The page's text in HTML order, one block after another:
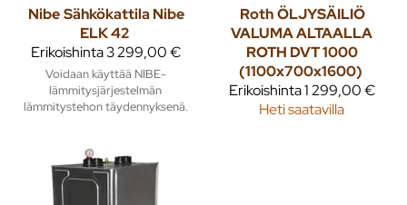
NibeSähkökattila Nibe
ELK 42
Erikoishinta3 299,00 €
Voidaan käyttää NIBE-
lämmitysjärjestelmän
lämmitystehon täydennyksenä.
RothÖLJYSÄILIÖ
VALUMA ALTAALLA
ROTH DVT 1000
(1100x700x1600)
Erikoishinta1 299,00 €
Heti saatavilla